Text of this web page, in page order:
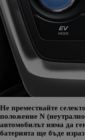
Не премествайте
положение N
автомобилът няма да
батерията ще бъде